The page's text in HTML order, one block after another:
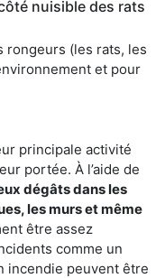
nuisible des rats
rongeurs (les rats, les
et pour
principale activité
portée. À l’aide de
dégâts dans les
les murs et même
être assez
comme un
incendie peuvent être